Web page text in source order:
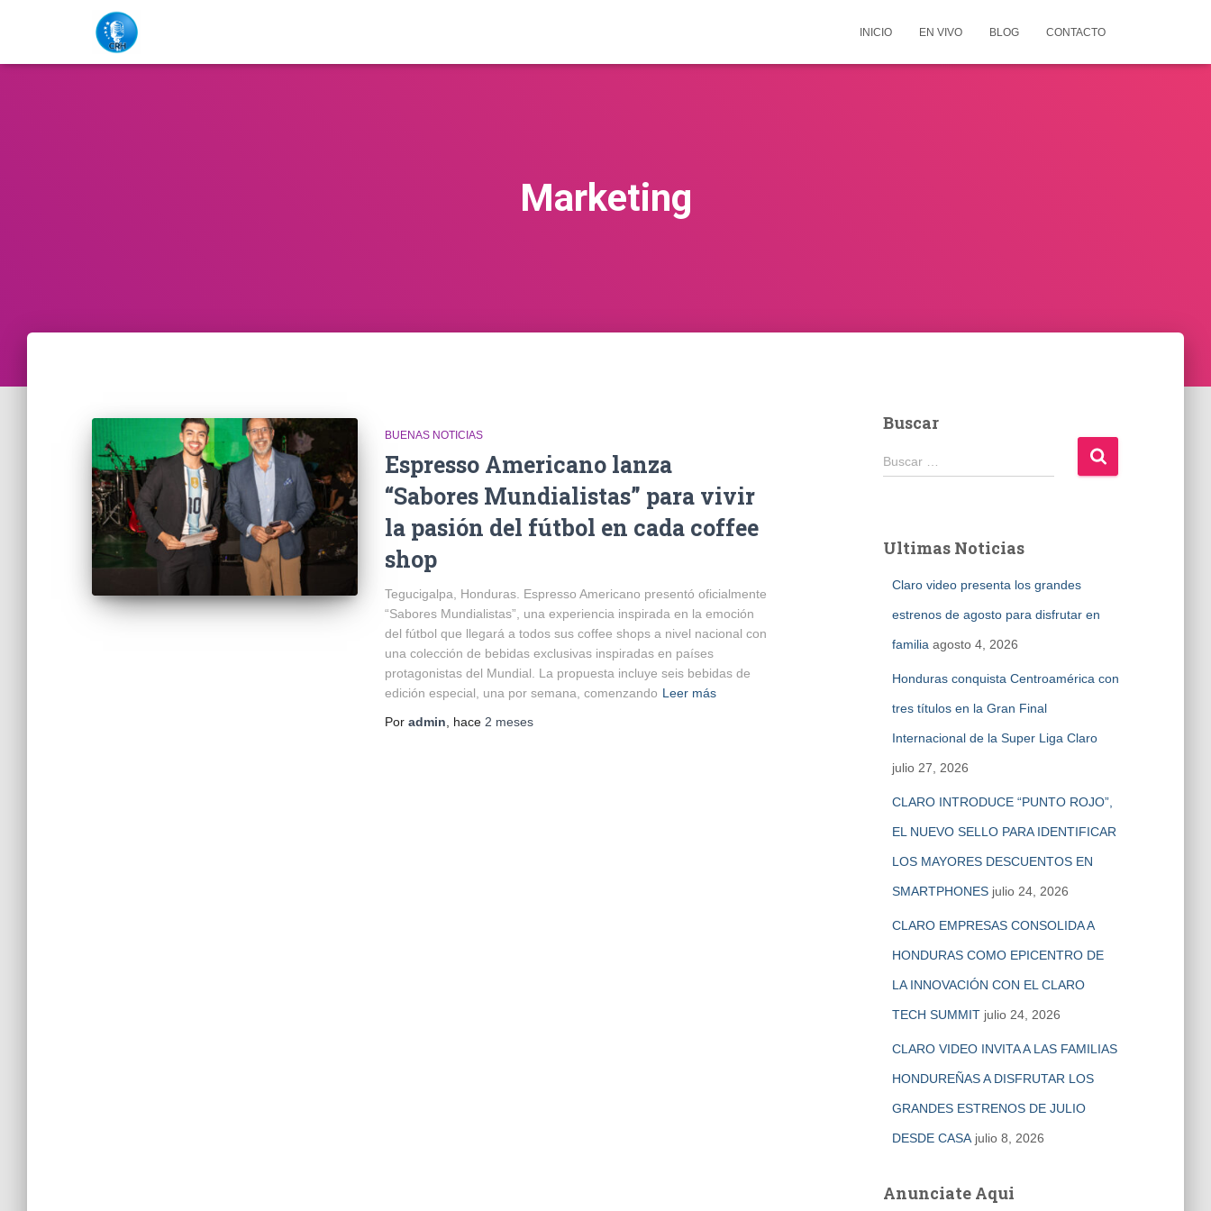
INICIO EN VIVO BLOG CONTACTO
Marketing
BUENAS NOTICIAS
Espresso Americano lanza
“Sabores Mundialistas” para vivir
la pasión del fútbol en cada coffee
shop
Tegucigalpa, Honduras. Espresso Americano presentó oficialmente
“Sabores Mundialistas”, una experiencia inspirada en la emoción
del fútbol que llegará a todos sus coffee shops a nivel nacional con
una colección de bebidas exclusivas inspiradas en países
protagonistas del Mundial. La propuesta incluye seis bebidas de
edición especial, una por semana, comenzando Leer más
Por admin , hace 2 meses
Buscar
B
u
r
Buscar …
Ultimas Noticias
Claro video presenta los grandes
estrenos de agosto para disfrutar en
familia agosto 4, 2026
Honduras conquista Centroamérica con
tres títulos en la Gran Final
Internacional de la Super Liga Claro
julio 27, 2026
CLARO INTRODUCE “PUNTO ROJO”,
EL NUEVO SELLO PARA IDENTIFICAR
LOS MAYORES DESCUENTOS EN
SMARTPHONES julio 24, 2026
CLARO EMPRESAS CONSOLIDA A
HONDURAS COMO EPICENTRO DE
LA INNOVACIÓN CON EL CLARO
TECH SUMMIT julio 24, 2026
CLARO VIDEO INVITA A LAS FAMILIAS
HONDUREÑAS A DISFRUTAR LOS
GRANDES ESTRENOS DE JULIO
DESDE CASA julio 8, 2026
Anunciate Aqui